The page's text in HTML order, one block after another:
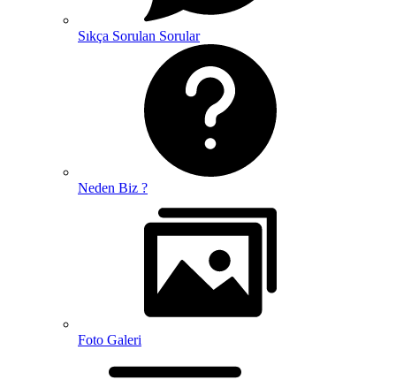
Sıkça Sorulan Sorular
Neden Biz ?
Foto Galeri